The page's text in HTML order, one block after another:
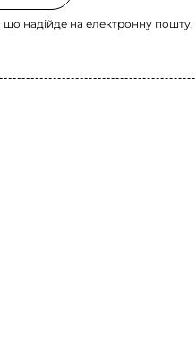
надійде на електронну пошту.